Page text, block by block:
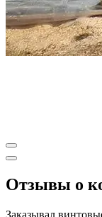
Отзывы о
Заказывал